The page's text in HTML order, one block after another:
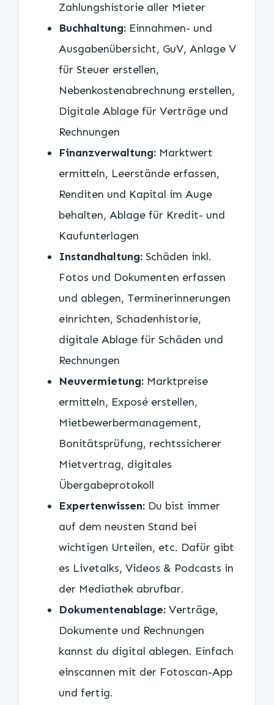
Zahlungshistorie aller Mieter
Buchhaltung: Einnahmen- und
Ausgabenübersicht, GuV, Anlage V
für Steuer erstellen,
Nebenkostenabrechnung erstellen,
Digitale Ablage für Verträge und
Rechnungen
Finanzverwaltung: Marktwert
ermitteln, Leerstände erfassen,
Renditen und Kapital im Auge
behalten, Ablage für Kredit- und
Kaufunterlagen
Instandhaltung: Schäden inkl.
Fotos und Dokumenten erfassen
und ablegen, Terminerinnerungen
einrichten, Schadenhistorie,
digitale Ablage für Schäden und
Rechnungen
Neuvermietung: Marktpreise
ermitteln, Exposé erstellen,
Mietbewerbermanagement,
Bonitätsprüfung, rechtssicherer
Mietvertrag, digitales
Übergabeprotokoll
Expertenwissen: Du bist immer
auf dem neusten Stand bei
wichtigen Urteilen, etc. Dafür gibt
es Livetalks, Videos & Podcasts in
der Mediathek abrufbar.
Dokumentenablage: Verträge,
Dokumente und Rechnungen
kannst du digital ablegen. Einfach
einscannen mit der Fotoscan-App
und fertig.